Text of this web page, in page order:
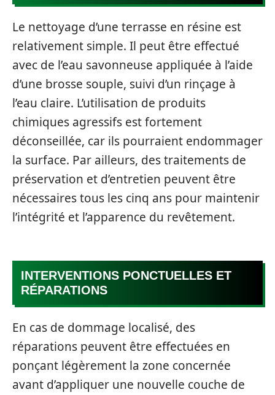
Le nettoyage d’une terrasse en résine est
relativement simple. Il peut être effectué
avec de l’eau savonneuse appliquée à l’aide
d’une brosse souple, suivi d’un rinçage à
l’eau claire. L’utilisation de produits
chimiques agressifs est fortement
déconseillée, car ils pourraient endommager
la surface. Par ailleurs, des traitements de
préservation et d’entretien peuvent être
nécessaires tous les cinq ans pour maintenir
l’intégrité et l’apparence du revêtement.
INTERVENTIONS PONCTUELLES ET
RÉPARATIONS
En cas de dommage localisé, des
réparations peuvent être effectuées en
ponçant légèrement la zone concernée
avant d’appliquer une nouvelle couche de